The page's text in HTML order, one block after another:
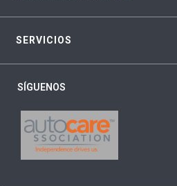
SERVICIOS
SÍGUENOS